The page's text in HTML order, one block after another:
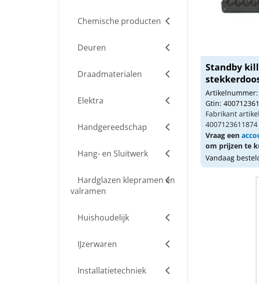
Chemische producten
Deuren
Draadmaterialen
Elektra
Handgereedschap
Hang- en Sluitwerk
Hardglazen klepramen en
valramen
Huishoudelijk
IJzerwaren
Installatietechniek
Standby
ingange...
Artikelnummer:
Gtin:
Fabrikant
4007123611874
Vraag een
om prijzen te
Vandaag